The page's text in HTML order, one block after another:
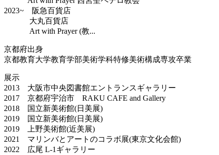
2023~ 阪急百貨店
大丸百貨店
Art with Prayer (教...
京都府出身
京都教育大学教育学部美術学科特修美術構成専攻卒業
展示
2013 大阪市中央図書館エントランスギャラリー
2017 京都府宇治市 RAKU CAFE and Gallery
2018 国立新美術館(日美展)
2019 国立新美術館(日美展)
2019 上野美術館(近美展)
2021 マリンバとアートのコラボ展(東京文化会館)
2022 広尾 L-1ギャラリー